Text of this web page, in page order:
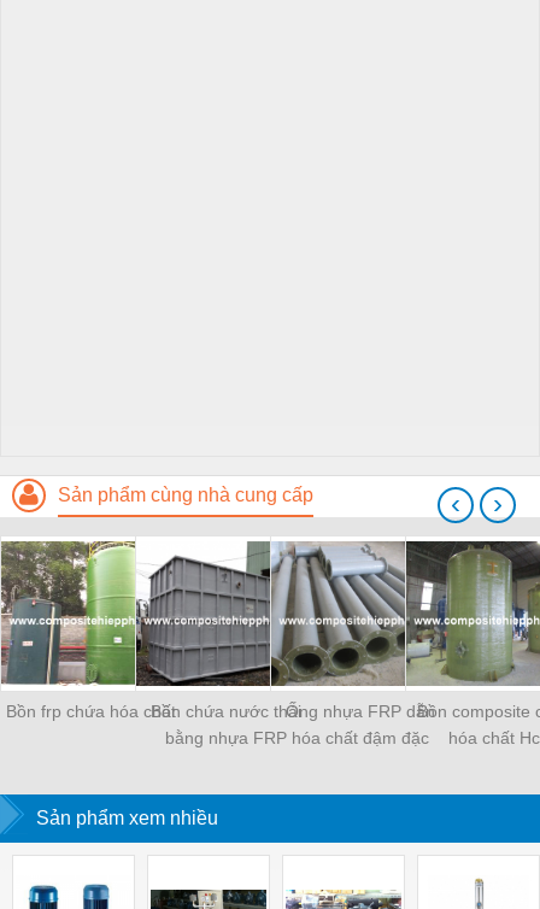
Sản phẩm cùng nhà cung cấp
Bồn frp chứa hóa chấtBồn chứa nước thải
bằng nhựa FRP
Ống nhựa FRP dẫn
hóa chất đậm đặc
Bồn composite
hóa chất
‹ ›
Sản phẩm xem nhiều